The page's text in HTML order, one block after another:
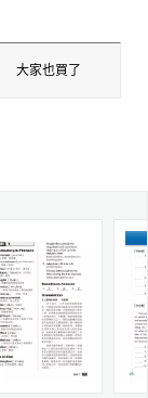
大家也買了